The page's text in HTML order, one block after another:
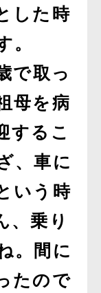
した時
。
で取っ
母を病
するこ
、車に
いう時
、乗り
。間に
たので